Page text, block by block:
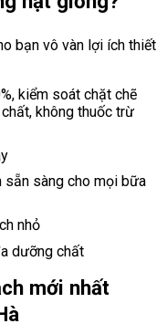
bạn vô vàn lợi ích thiết
kiểm soát chặt chẽ
không thuốc trừ
sẵn sàng cho mọi bữa
nhỏ
dưỡng chất
mới nhất